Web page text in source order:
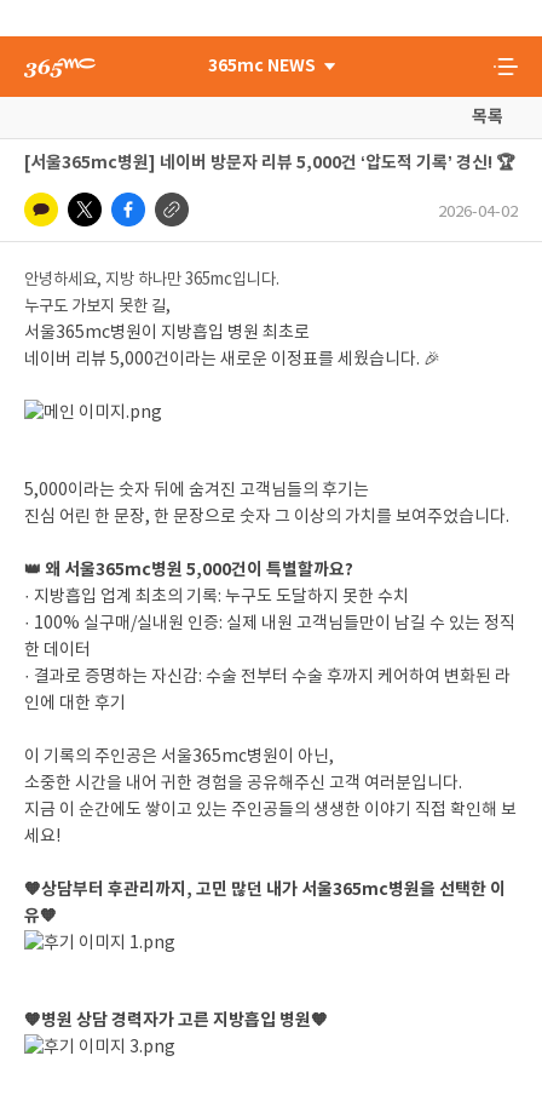
365mc NEWS
목록
[서울365mc병원] 네이버 방문자 리뷰 5,000건 ‘압도적 기록’ 경신! 🏆
2026-04-02
안녕하세요, 지방 하나만 365mc입니다.
누구도 가보지 못한 길,
서울365mc병원이 지방흡입 병원 최초로
네이버 리뷰 5,000건이라는 새로운 이정표를 세웠습니다. 🎉
5,000이라는 숫자 뒤에 숨겨진 고객님들의 후기는
진심 어린 한 문장, 한 문장으로 숫자 그 이상의 가치를 보여주었습니다.
👑 왜 서울365mc병원 5,000건이 특별할까요?
· 지방흡입 업계 최초의 기록: 누구도 도달하지 못한 수치
· 100% 실구매/실내원 인증: 실제 내원 고객님들만이 남길 수 있는 정직
한 데이터
· 결과로 증명하는 자신감: 수술 전부터 수술 후까지 케어하여 변화된 라
인에 대한 후기
이 기록의 주인공은 서울365mc병원이 아닌,
소중한 시간을 내어 귀한 경험을 공유해주신 고객 여러분입니다.
지금 이 순간에도 쌓이고 있는 주인공들의 생생한 이야기 직접 확인해 보
세요!
🧡상담부터 후관리까지, 고민 많던 내가 서울365mc병원을 선택한 이
유🧡
🧡병원 상담 경력자가 고른 지방흡입 병원🧡